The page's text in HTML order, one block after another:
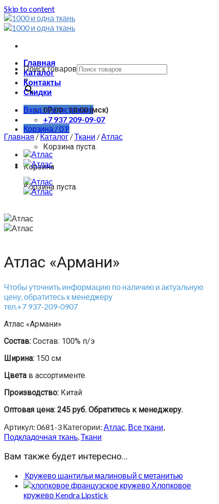
Skip to content
Главная
Каталог
Контакты
Скидки
Вход / Регистрация
Корзина /0Р
Корзина пуста.
Корзина
Корзина пуста.
Поиск товаров
×
09:00 - 18:00 (мск)
+7 937 209-09-07
Главная/Каталог /Ткани /Атлас
Атлас «Армани»
Чтобы уточнить информацию по наличию и актуальную
цену, обратитесь к менеджеру
тел.+7 937-209-0907
Атлас «Армани»
Состав: Состав: 100% п/э
Ширина: 150 см
Цвета в ассортименте.
Производство: Китай
Оптовая цена: 245 руб. Обратитесь к менеджеру.
Артикул: 0681-3 Категории: Атлас, Все ткани,
Подкладочная ткань,Ткани
Вам также будет интересно…
Кружево шантильи малиновый с метанитью
Хлопковое
кружево Kendra Lipstick